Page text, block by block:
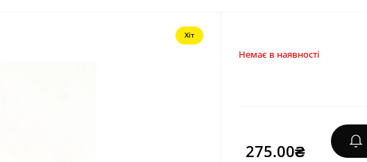
Хіт
Немає в наявності
275.00₴